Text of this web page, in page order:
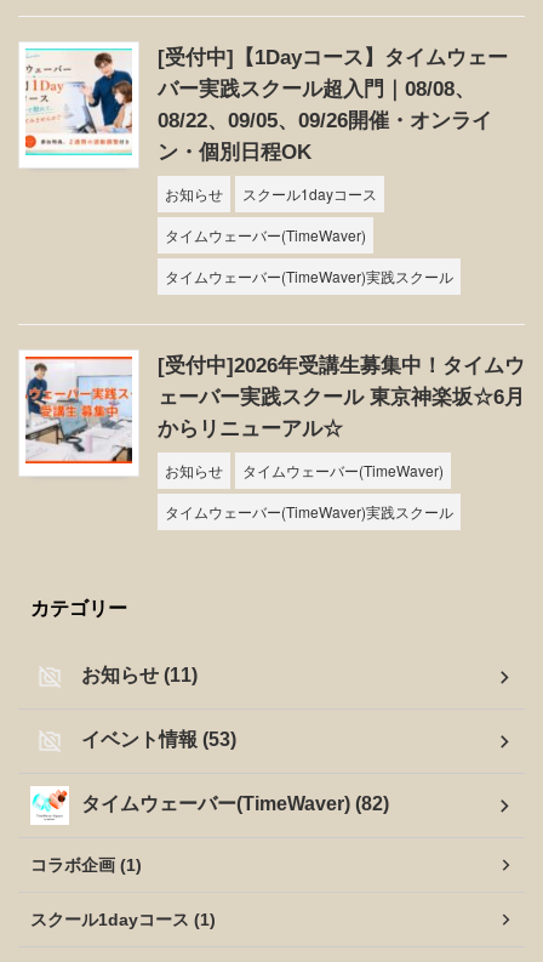
[受付中]【1Dayコース】タイムウェー
バー実践スクール超入門｜08/08、
08/22、09/05、09/26開催・オンライ
ン・個別日程OK
お知らせ
スクール1dayコース
タイムウェーバー(TimeWaver)
タイムウェーバー(TimeWaver)実践スクール
[受付中]2026年受講生募集中！タイムウ
ェーバー実践スクール 東京神楽坂☆6月
からリニューアル☆
お知らせ
タイムウェーバー(TimeWaver)
タイムウェーバー(TimeWaver)実践スクール
カテゴリー
お知らせ (11)
イベント情報 (53)
タイムウェーバー(TimeWaver) (82)
コラボ企画 (1)
スクール1dayコース (1)